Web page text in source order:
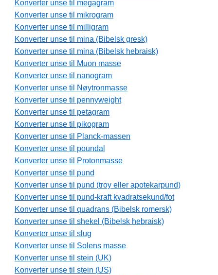
Konverter unse til megagram
Konverter unse til mikrogram
Konverter unse til milligram
Konverter unse til mina (Bibelsk gresk)
Konverter unse til mina (Bibelsk hebraisk)
Konverter unse til Muon masse
Konverter unse til nanogram
Konverter unse til Nøytronmasse
Konverter unse til pennyweight
Konverter unse til petagram
Konverter unse til pikogram
Konverter unse til Planck-massen
Konverter unse til poundal
Konverter unse til Protonmasse
Konverter unse til pund
Konverter unse til pund (troy eller apotekarpund)
Konverter unse til pund-kraft kvadratsekund/fot
Konverter unse til quadrans (Bibelsk romersk)
Konverter unse til shekel (Bibelsk hebraisk)
Konverter unse til slug
Konverter unse til Solens masse
Konverter unse til stein (UK)
Konverter unse til stein (US)